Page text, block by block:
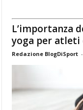
L’importanza
yoga per
Redazione BlogDiSport -